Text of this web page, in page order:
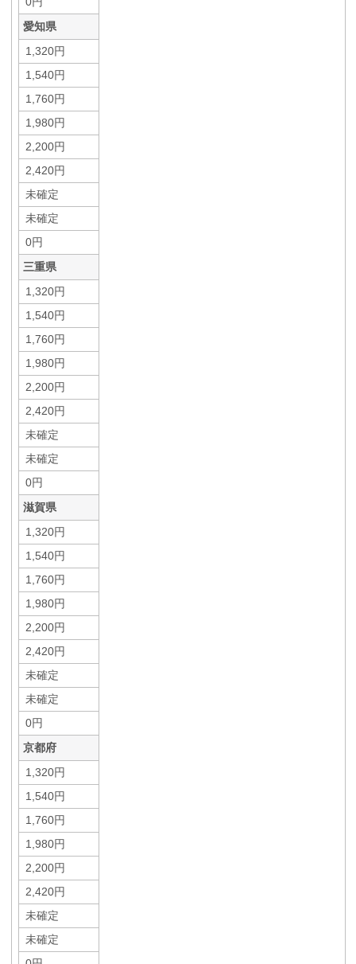
愛知県
1,320円
1,540円
1,760円
1,980円
2,200円
2,420円
未確定
未確定
0円
三重県
1,320円
1,540円
1,760円
1,980円
2,200円
2,420円
未確定
未確定
0円
滋賀県
1,320円
1,540円
1,760円
1,980円
2,200円
2,420円
未確定
未確定
0円
京都府
1,320円
1,540円
1,760円
1,980円
2,200円
2,420円
未確定
未確定